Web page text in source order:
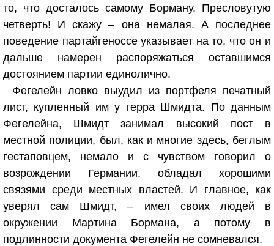
то, что досталось самому Борману. Пресловутую
четверть! И скажу – она немалая. А последнее
поведение партайгеноссе указывает на то, что он и
дальше намерен распоряжаться оставшимся
достоянием партии единолично.
Фегелейн ловко выудил из портфеля печатный
лист, купленный им у герра Шмидта. По данным
Фегелейна, Шмидт занимал высокий пост в
местной полиции, был, как и многие здесь, беглым
гестаповцем, немало и с чувством говорил о
возрождении Германии, обладал хорошими
связями среди местных властей. И главное, как
уверял сам Шмидт, – имел своих людей в
окружении Мартина Бормана, а потому в
подлинности документа Фегелейн не сомневался.